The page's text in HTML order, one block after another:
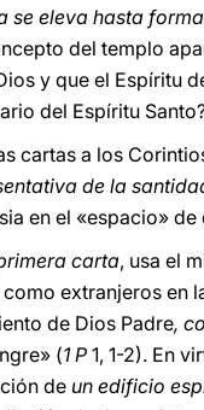
eleva hasta
del templo
y que el Espíritu
del Espíritu
cartas a los
de la
en el «espacio» de
carta, usa el
extranjeros en
de Dios Padre,
(1 P 1, 1-2). En
de un edificio